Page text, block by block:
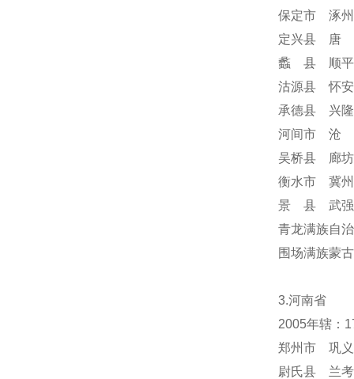
保定市 涿
定兴县 唐
蠡 县 顺
沽源县 怀
承德县 兴
河间市 沧
吴桥县 廊
衡水市 冀
景 县 武强
青龙满族自
围场满族蒙
3.河南省
2005年辖：
郑州市 巩
尉氏县 兰